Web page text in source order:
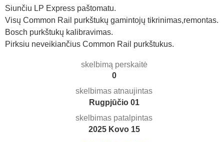
Siunčiu LP Express paštomatu.
Visų Common Rail purkštukų gamintojų tikrinimas,remontas.
Bosch purkštukų kalibravimas.
Pirksiu neveikiančius Common Rail purkštukus.
skelbimą perskaitė
0
skelbimas atnaujintas
Rugpjūčio 01
skelbimas patalpintas
2025 Kovo 15